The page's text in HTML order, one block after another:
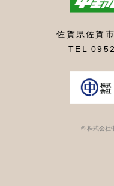
佐賀県佐賀
TEL
© 株式会社